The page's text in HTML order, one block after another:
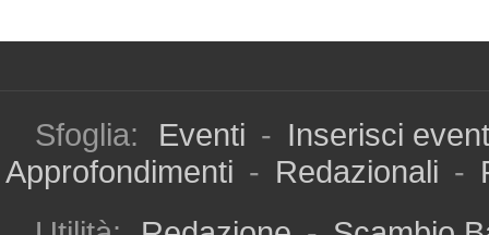
Sfoglia: Eventi - Inserisci
Approfondimenti - Redazionali -